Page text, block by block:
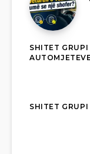
SHITET GRUPI
AUTOMJETEVE
SHITET